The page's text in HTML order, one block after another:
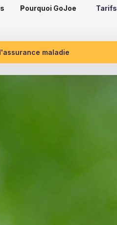
Pourquoi GoJoe Tarifs
maladie